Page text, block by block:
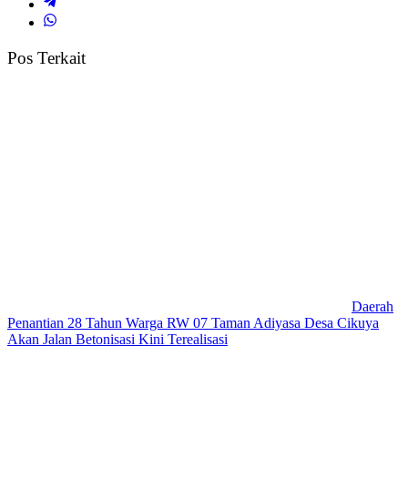
Pos Terkait
Daerah
Penantian 28 Tahun Warga RW 07 Taman Adiyasa Desa Cikuya
Akan Jalan Betonisasi Kini Terealisasi